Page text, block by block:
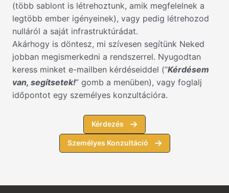
(több sablont is létrehoztunk, amik megfelelnek a
legtöbb ember igényeinek), vagy pedig létrehozod
nulláról a saját infrastruktúrádat.
Akárhogy is döntesz, mi szívesen segítünk Neked
jobban megismerkedni a rendszerrel. Nyugodtan
keress minket e-mailben kérdéseiddel (“Kérdésem
van, segítsetek!” gomb a menüben), vagy foglalj
időpontot egy személyes konzultációra.
Kérdezés
Személyes Konzultáció